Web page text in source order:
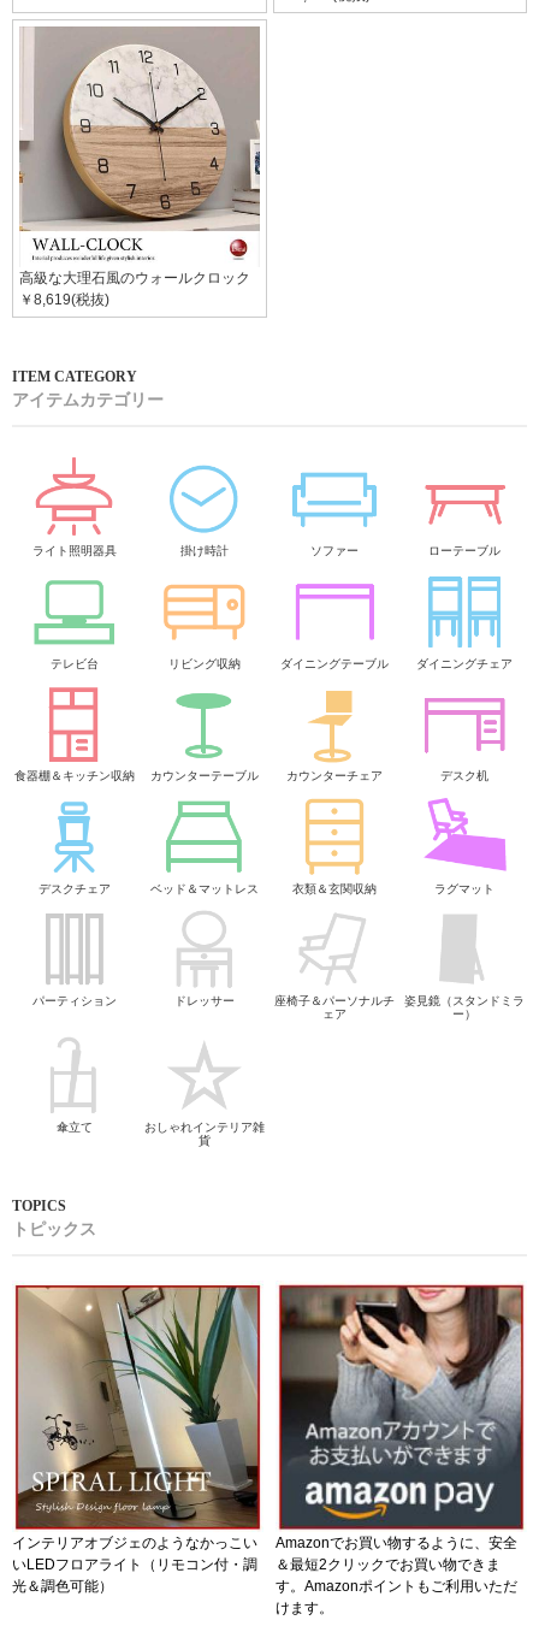
高級な大理石風のウォールクロック
￥8,619(税抜)
アイテムカテゴリー
ライト照明器具 掛け時計 ソファー ローテーブル
テレビ台 リビング収納 ダイニングテーブル ダイニングチェア
食器棚＆キッチン収納 カウンターテーブル カウンターチェア デスク机
デスクチェア ベッド＆マットレス 衣類＆玄関収納 ラグマット
パーティション ドレッサー
座椅子＆パーソナルチ
ェア
姿見鏡（スタンドミラ
ー）
傘立て
おしゃれインテリア雑
貨
トピックス
インテリアオブジェのようなかっこい
いLEDフロアライト（リモコン付・調
光＆調色可能）
Amazonでお買い物するように、安全
＆最短2クリックでお買い物できま
す。Amazonポイントもご利用いただ
けます。